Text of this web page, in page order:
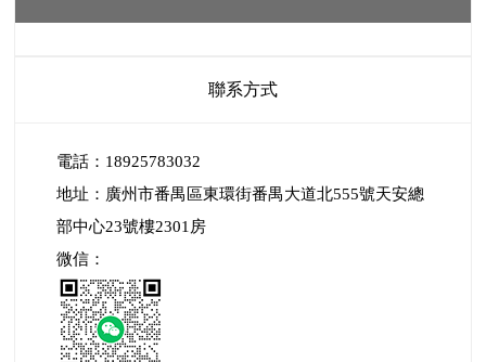
聯系方式
電話：18925783032
地址：廣州市番禺區東環街番禺大道北555號天安總
部中心23號樓2301房
微信：